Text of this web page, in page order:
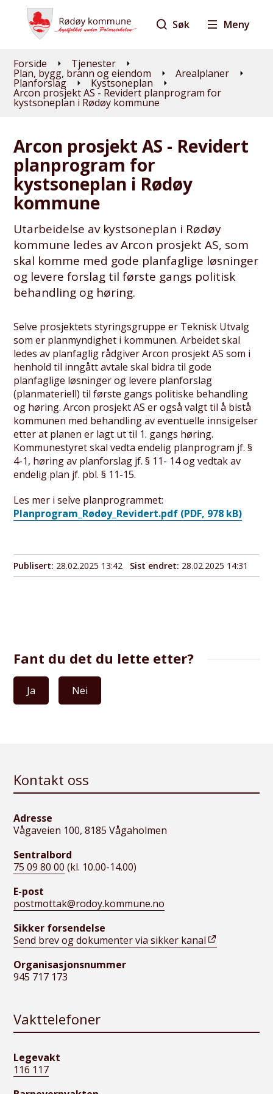
Søk Meny
Du er her:
Forside Tjenester
Plan, bygg, brann og eiendom Arealplaner
Planforslag Kystsoneplan
Arcon prosjekt AS - Revidert planprogram for
kystsoneplan i Rødøy kommune
Arcon prosjekt AS - Revidert
planprogram for
kystsoneplan i Rødøy
kommune
Utarbeidelse av kystsoneplan i Rødøy
kommune ledes av Arcon prosjekt AS, som
skal komme med gode planfaglige løsninger
og levere forslag til første gangs politisk
behandling og høring.
Selve prosjektets styringsgruppe er Teknisk Utvalg
som er planmyndighet i kommunen. Arbeidet skal
ledes av planfaglig rådgiver Arcon prosjekt AS som i
henhold til inngått avtale skal bidra til gode
planfaglige løsninger og levere planforslag
(planmateriell) til første gangs politiske behandling
og høring. Arcon prosjekt AS er også valgt til å bistå
kommunen med behandling av eventuelle innsigelser
etter at planen er lagt ut til 1. gangs høring.
Kommunestyret skal vedta endelig planprogram jf. §
4-1, høring av planforslag jf. § 11- 14 og vedtak av
endelig plan jf. pbl. § 11-15.
Les mer i selve planprogrammet:
Planprogram_Rødøy_Revidert.pdf (PDF, 978 kB)
Publisert 28.02.2025 13:42 Sist endret 28.02.2025 14:31
Fant du det du lette etter?
Ja Nei
Kontakt oss
Adresse
Vågaveien 100, 8185 Vågaholmen
Sentralbord
75 09 80 00 (kl. 10.00-14.00)
E-post
postmottak@rodoy.kommune.no
Sikker forsendelse
Send brev og dokumenter via sikker kanal
Organisasjonsnummer
945 717 173
Vakttelefoner
Legevakt
116 117